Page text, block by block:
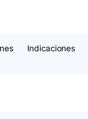
Indicaciones